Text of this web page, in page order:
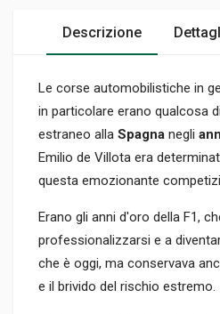
Descrizione
Le corse automobilistiche in
in particolare erano qualcosa
estraneo alla Spagna negli
Emilio de Villota era
questa emozionante
Erano gli anni d'oro della F1,
professionalizzarsi e a
che è oggi, ma conservava
e il brivido del rischio estremo.